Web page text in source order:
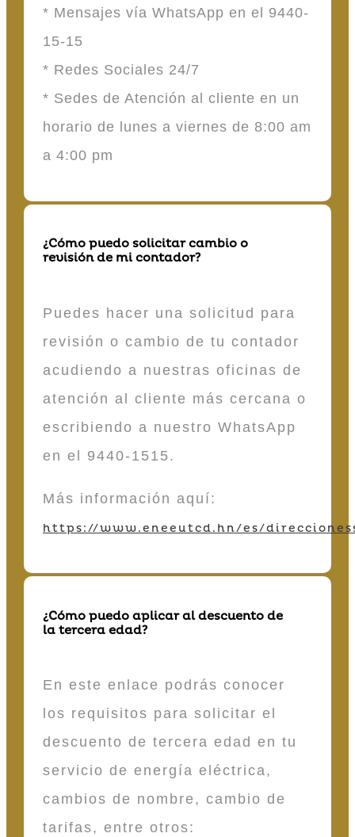
* Mensajes vía WhatsApp en el 9440-
15-15
* Redes Sociales 24/7
* Sedes de Atención al cliente en un
horario de lunes a viernes de 8:00 am
a 4:00 pm
¿Cómo puedo solicitar cambio o
revisión de mi contador?
Puedes hacer una solicitud para
revisión o cambio de tu contador
acudiendo a nuestras oficinas de
atención al cliente más cercana o
escribiendo a nuestro WhatsApp
en el 9440-1515.
Más información aquí:
https://www.eneeutcd.hn/es/
¿Cómo puedo aplicar al descuento de
la tercera edad?
En este enlace podrás conocer
los requisitos para solicitar el
descuento de tercera edad en tu
servicio de energía eléctrica,
cambios de nombre, cambio de
tarifas, entre otros: